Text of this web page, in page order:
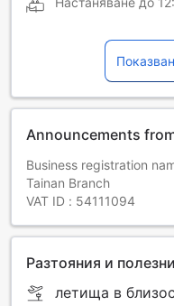
Announcements
Business registration
Tainan Branch
VAT ID : 54111094
Разтояния и
летища в